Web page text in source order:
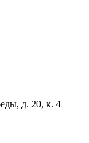
д. 20, к. 4